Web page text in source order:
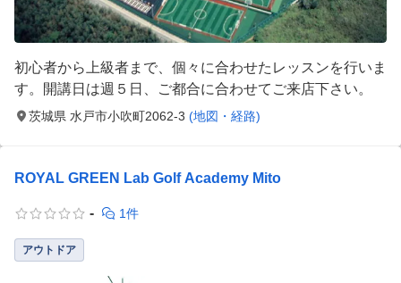
初心者から上級者まで、個々に合わせたレッスンを行いま
す。開講日は週５日、ご都合に合わせてご来店下さい。
茨城県 水戸市小吹町2062-3 (地図・経路)
ROYAL GREEN Lab Golf Academy Mito
- 1件
アウトドア